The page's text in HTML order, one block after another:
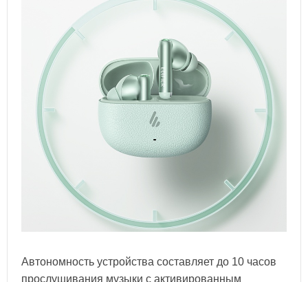
Автономность устройства составляет до 10 часов
прослушивания музыки с активированным